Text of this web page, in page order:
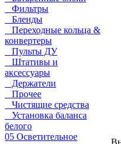
Фильтры
Бленды
Переходные кольца &
конвертеры
Пульты ДУ
Штативы и
аксессуары
Держатели
Прочее
Чистящие средства
Установка баланса
белого
05 Осветительное